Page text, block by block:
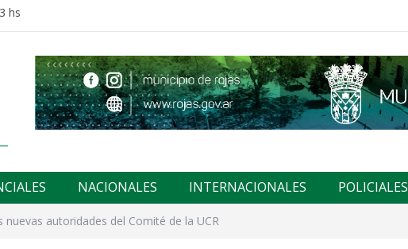
hs
NACIONALES INTERNACIONALES POLICIALES
nuevas autoridades del Comité de la UCR